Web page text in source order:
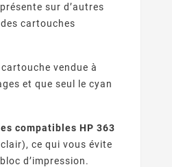
sur d’autres
cartouches
cartouche vendue à
et que seul le cyan
compatibles HP 363
ce qui vous évite
d’impression.